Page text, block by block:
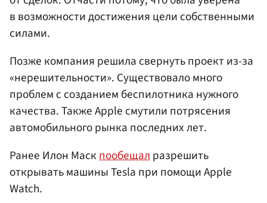
в возможности достижения цели собственными
силами.
Позже компания решила свернуть проект из-за
«нерешительности». Существовало много
проблем с созданием беспилотника нужного
качества. Также Apple смутили потрясения
автомобильного рынка последних лет.
Ранее Илон Маскпообещалразрешить
открывать машины Tesla при помощи Apple
Watch.